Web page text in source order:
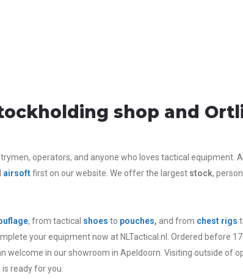
shop and
operators, and anyone who loves tactical equipment.
airsoftfirst on our website. We offer the largest stock,
, from tactical shoes to pouches, and from chest rigs
your equipment now at NLTactical.nl. Ordered before
welcome in our showroom in Apeldoorn. Visiting outside of
ready for you.